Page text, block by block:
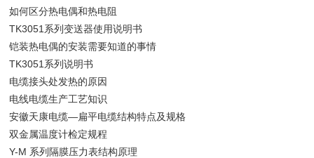
如何区分热电偶和热电阻
TK3051系列变送器使用说明书
铠装热电偶的安装需要知道的事情
TK3051系列说明书
电缆接头处发热的原因
电线电缆生产工艺知识
安徽天康电缆—扁平电缆结构特点及规格
双金属温度计检定规程
Y-M 系列隔膜压力表结构原理